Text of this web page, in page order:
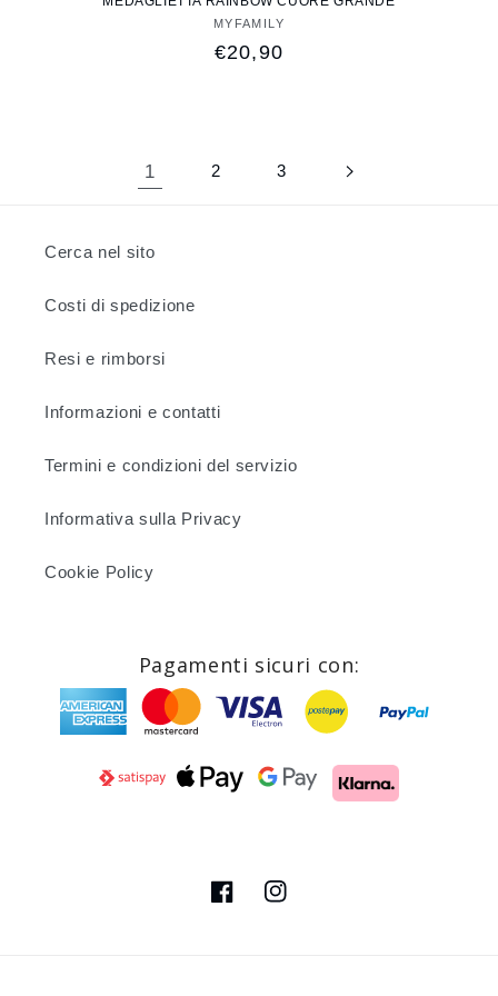
Fornitore:
MYFAMILY
Prezzo
€20,90
1 2 3
Cerca nel sito
Costi di spedizione
Resi e rimborsi
Informazioni e contatti
Termini e condizioni del servizio
Informativa sulla Privacy
Cookie Policy
Pagamenti sicuri con:
FacebookInstagram